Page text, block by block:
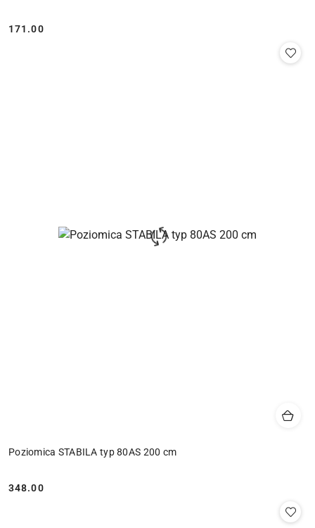
Cena:
171.00
Poziomica STABILA typ 80AS 200 cm
Cena:
348.00